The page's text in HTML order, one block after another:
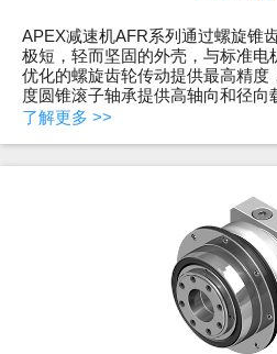
APEX减速机AFR系列通过螺旋锥
极短，轻而坚固的外壳，与标准电
优化的螺旋齿轮传动提供最高精度
度圆锥滚子轴承提供高轴向和径向
了解更多 >>